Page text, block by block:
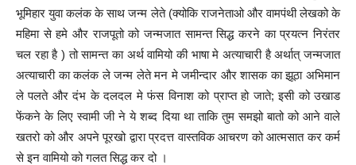
भूमिहार युवा कलंक के साथ जन्म लेते (क्योकि राजनेताओ और वामपंथी लेखको के
महिमा से हमे और राजपूतो को जन्मजात सामन्त सिद्ध करने का प्रयत्न निरंतर
चल रहा है ) तो सामन्त का अर्थ वामियो की भाषा मे अत्याचारी है अर्थात् जन्मजात
अत्याचारी का कलंक ले जन्म लेते मन मे जमीन्दार और शासक का झूठा अभिमान
ले पलते और दंभ के दलदल मे फंस विनाश को प्राप्त हो जाते; इसी को उखाड
फेंकने के लिए स्वामी जी ने ये शब्द दिया था ताकि तुम समझो बातो को आने वाले
खतरो को और अपने पूरखो द्वारा प्रदत्त वास्तविक आचरण को आत्मसात कर कर्म
से इन वामियो को गलत सिद्ध कर दो ।